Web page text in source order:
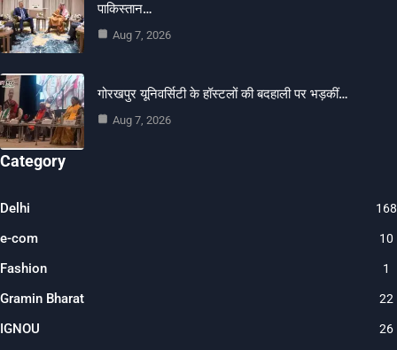
पाकिस्तान…
Aug 7, 2026
गोरखपुर यूनिवर्सिटी के हॉस्टलों की बदहाली पर भड़कीं…
Aug 7, 2026
Category
Delhi
e-com 10
Fashion 1
Gramin Bharat 22
IGNOU 26